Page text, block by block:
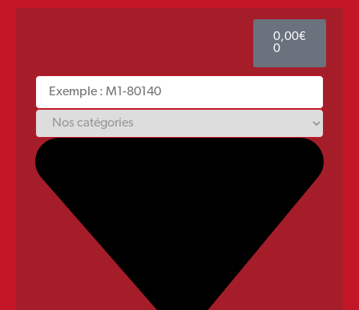
0,00€
0